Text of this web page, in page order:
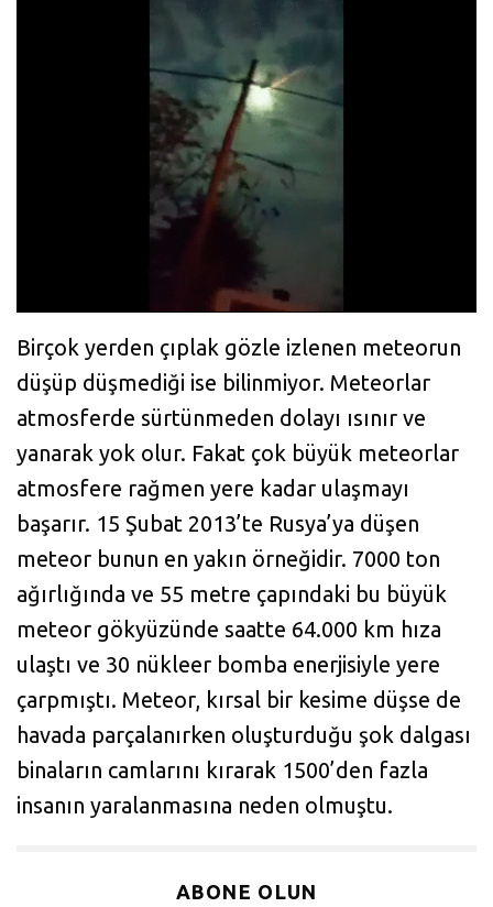
Birçok yerden çıplak gözle izlenen meteorun
düşüp düşmediği ise bilinmiyor. Meteorlar
atmosferde sürtünmeden dolayı ısınır ve
yanarak yok olur. Fakat çok büyük meteorlar
atmosfere rağmen yere kadar ulaşmayı
başarır. 15 Şubat 2013’te Rusya’ya düşen
meteor bunun en yakın örneğidir. 7000 ton
ağırlığında ve 55 metre çapındaki bu büyük
meteor gökyüzünde saatte 64.000 km hıza
ulaştı ve 30 nükleer bomba enerjisiyle yere
çarpmıştı. Meteor, kırsal bir kesime düşse de
havada parçalanırken oluşturduğu şok dalgası
binaların camlarını kırarak 1500’den fazla
insanın yaralanmasına neden olmuştu.
ABONE OLUN